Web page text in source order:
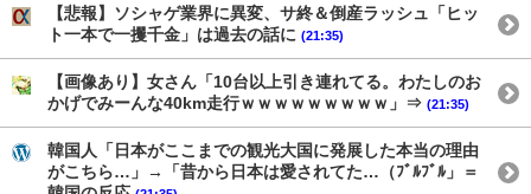
【悲報】ソシャゲ業界に異変、サ終＆倒産ラッシュ「ヒッ
ト一本で一攫千金」は過去の話に (21:35)
【画像あり】女さん「10台以上引き連れてる。わたしのお
かげでみーんな40km走行ｗｗｗｗｗｗｗｗｗ」⇒ (21:35)
韓国人「日本がここまでの観光大国に発展した本当の理由
がこちら…」→「昔から日本は愛されてた…（ﾌﾞﾙﾌﾞﾙ」＝